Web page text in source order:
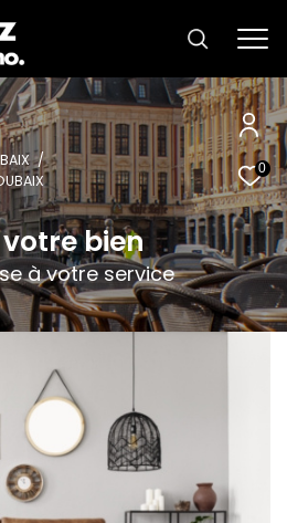
0
votre bien
à votre service